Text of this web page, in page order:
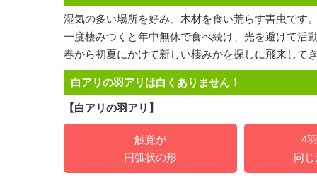
湿気の多い場所を好み、木材を食い荒らす害虫です
一度棲みつくと年中無休で食べ続け、光を避けて活
春から初夏にかけて新しい棲みかを探しに飛来して
白アリの羽アリは白くありません！
【白アリの羽アリ】
触覚が
円弧状の形
4
同